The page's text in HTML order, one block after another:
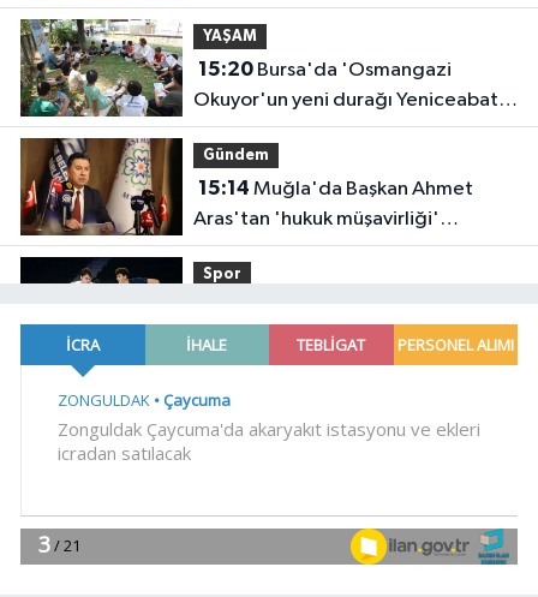
yatırımdır
YAŞAM
15:20Bursa'da 'Osmangazi
Okuyor'un yeni durağı Yeniceabat
oldu
Gündem
15:14
Aras'tan 'hukuk müşavirliği'
açıklaması
Spor
basketbolcuları seçmelerde ter
döktü
Genel
15:06ACI HABER GELDİ
15:04AFAD'dan Yozgat'ta EYY
konutlarına ziyaret